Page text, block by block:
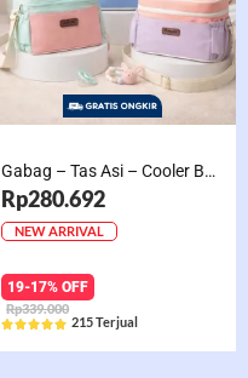
Gabag – Tas Asi – Cooler Bag Sling Single Compartment Mint Grape Bubble
Rp280.692
NEW ARRIVAL
19-17% OFF
Rp339.000
Rated
215 Terjual